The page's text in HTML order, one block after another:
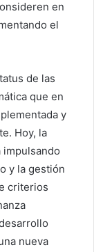
en
el
de las
que en
y
Hoy, la
y la gestión
criterios
nueva